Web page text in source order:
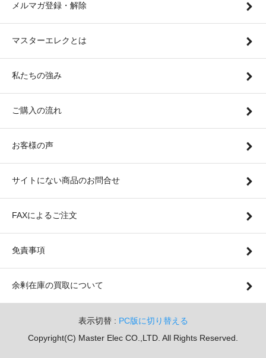
メルマガ登録・解除
マスターエレクとは
私たちの強み
ご購入の流れ
お客様の声
サイトにない商品のお問合せ
FAXによるご注文
免責事項
余剰在庫の買取について
表示切替 : PC版に切り替える
Copyright(C) Master Elec CO.,LTD. All Rights Reserved.